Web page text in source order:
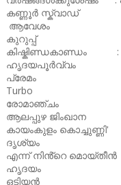
കണ്ണൂർ സ്ക്വാഡ് :
ആവേശം : 82
കുറുപ്പ് : 82
കിഷ്കിണ്ഡകാണ്ഡം :
ഹൃദയപൂർവ്വം :
പ്രേമം :
Turbo :
രോമാഞ്ചം :
ആലപ്പുഴ ജിംഖാന :
കായംകുളം കൊച്ചുണ്ണി'
ദൃശ്യം :
എന്ന് നിൻ്റെ
ഹൃദയം :
ഒടിയൻ :